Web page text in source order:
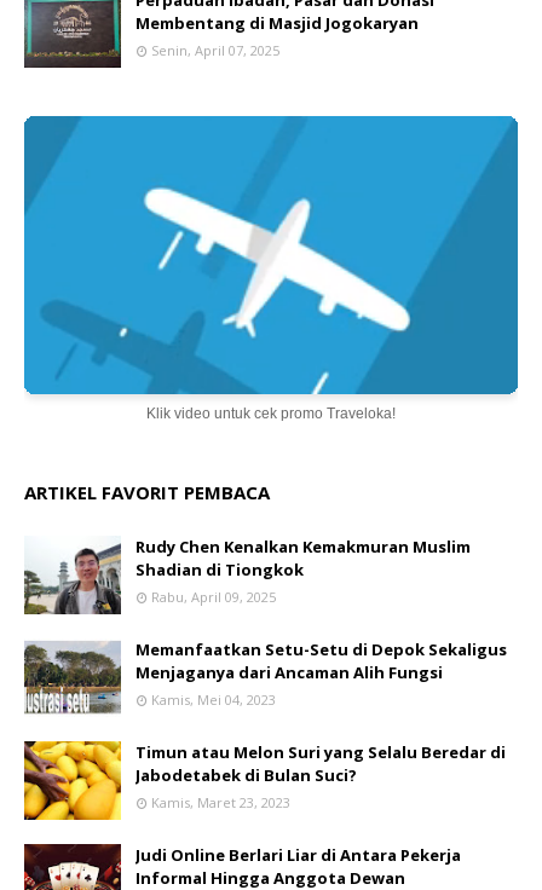
Membentang di Masjid Jogokaryan
Senin, April 07, 2025
Klik video untuk cek promo Traveloka!
ARTIKEL FAVORIT PEMBACA
Rudy Chen Kenalkan Kemakmuran Muslim
Shadian di Tiongkok
Rabu, April 09, 2025
Memanfaatkan Setu-Setu di Depok Sekaligus
Menjaganya dari Ancaman Alih Fungsi
Kamis, Mei 04, 2023
Timun atau Melon Suri yang Selalu Beredar di
Jabodetabek di Bulan Suci?
Kamis, Maret 23, 2023
Judi Online Berlari Liar di Antara Pekerja
Informal Hingga Anggota Dewan